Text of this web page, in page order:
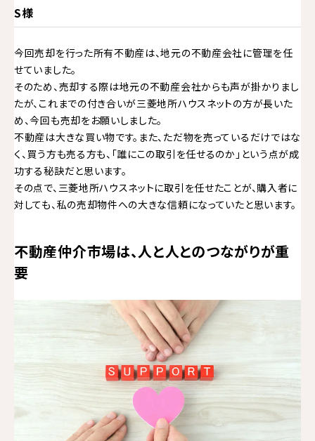
S様
今回売却を行った所有不動産は、地元の不動産会社に管理を任
せていました。
そのため、売却する際は地元の不動産会社からも声が掛かりまし
たが、これまでの付き合いが三菱地所ハウスネットの方が長いた
め、今回も売却をお願いしました。
不動産は大きな買い物です。また、ただ物を売っているだけではな
く、買う方も売る方も、「誰にこの取引を任せるのか」という点が成
功する秘訣だと思います。
その点で、三菱地所ハウスネットに取引を任せたことが、購入者に
対しても、私の売却物件への大きな信頼になっていたと思います。
不動産仲介市場は、人と人とのつながりが重
要